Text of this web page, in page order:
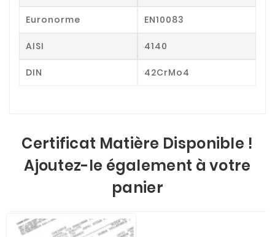
Euronorme EN10083
AISI 4140
DIN 42CrMo4
Certificat Matière Disponible !
Ajoutez-le également à votre
panier